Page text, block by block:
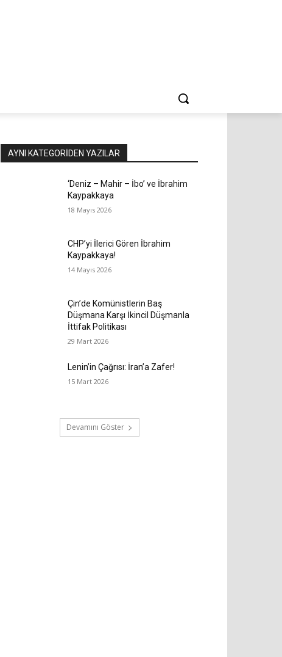
AYNI KATEGORIDEN YAZILAR
‘Deniz – Mahir – İbo’ ve İbrahim
Kaypakkaya
18 Mayıs 2026
CHP’yi İlerici Gören İbrahim
Kaypakkaya!
14 Mayıs 2026
Çin’de Komünistlerin Baş
Düşmana Karşı İkincil Düşmanla
İttifak Politikası
29 Mart 2026
Lenin’in Çağrısı: İran’a Zafer!
15 Mart 2026
Devamını Göster